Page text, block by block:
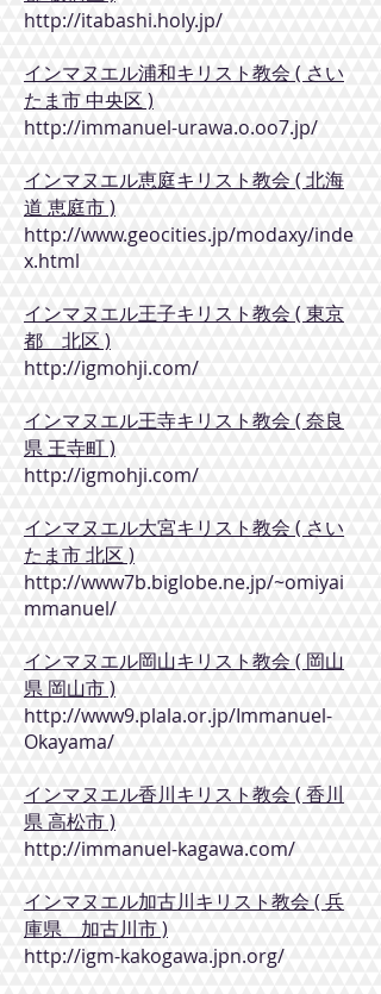
http://itabashi.holy.jp/
インマヌエル浦和キリスト教会 ( さい
たま市 中央区 )
http://immanuel-urawa.o.oo7.jp/
インマヌエル恵庭キリスト教会 ( 北海
道 恵庭市 )
http://www.geocities.jp/modaxy/inde
x.html
インマヌエル王子キリスト教会 ( 東京
都 北区 )
http://igmohji.com/
インマヌエル王寺キリスト教会 ( 奈良
県 王寺町 )
http://igmohji.com/
インマヌエル大宮キリスト教会 ( さい
たま市 北区 )
http://www7b.biglobe.ne.jp/~omiyai
mmanuel/
インマヌエル岡山キリスト教会 ( 岡山
県 岡山市 )
http://www9.plala.or.jp/Immanuel-
Okayama/
インマヌエル香川キリスト教会 ( 香川
県 高松市 )
http://immanuel-kagawa.com/
インマヌエル加古川キリスト教会 ( 兵
庫県 加古川市 )
http://igm-kakogawa.jpn.org/